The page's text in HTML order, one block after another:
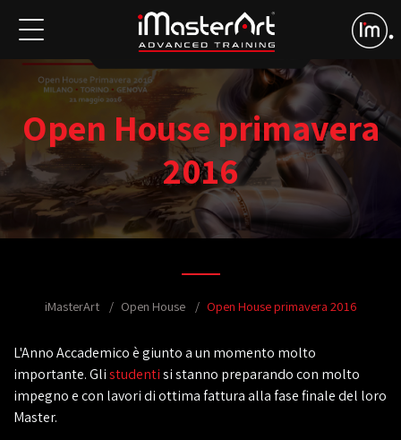
Open House primavera
2016
iMasterArt Open House Open House primavera 2016
L'Anno Accademico è giunto a un momento molto
importante. Glistudentisi stanno preparando con molto
impegno e con lavori di ottima fattura alla fase finale del loro
Master.